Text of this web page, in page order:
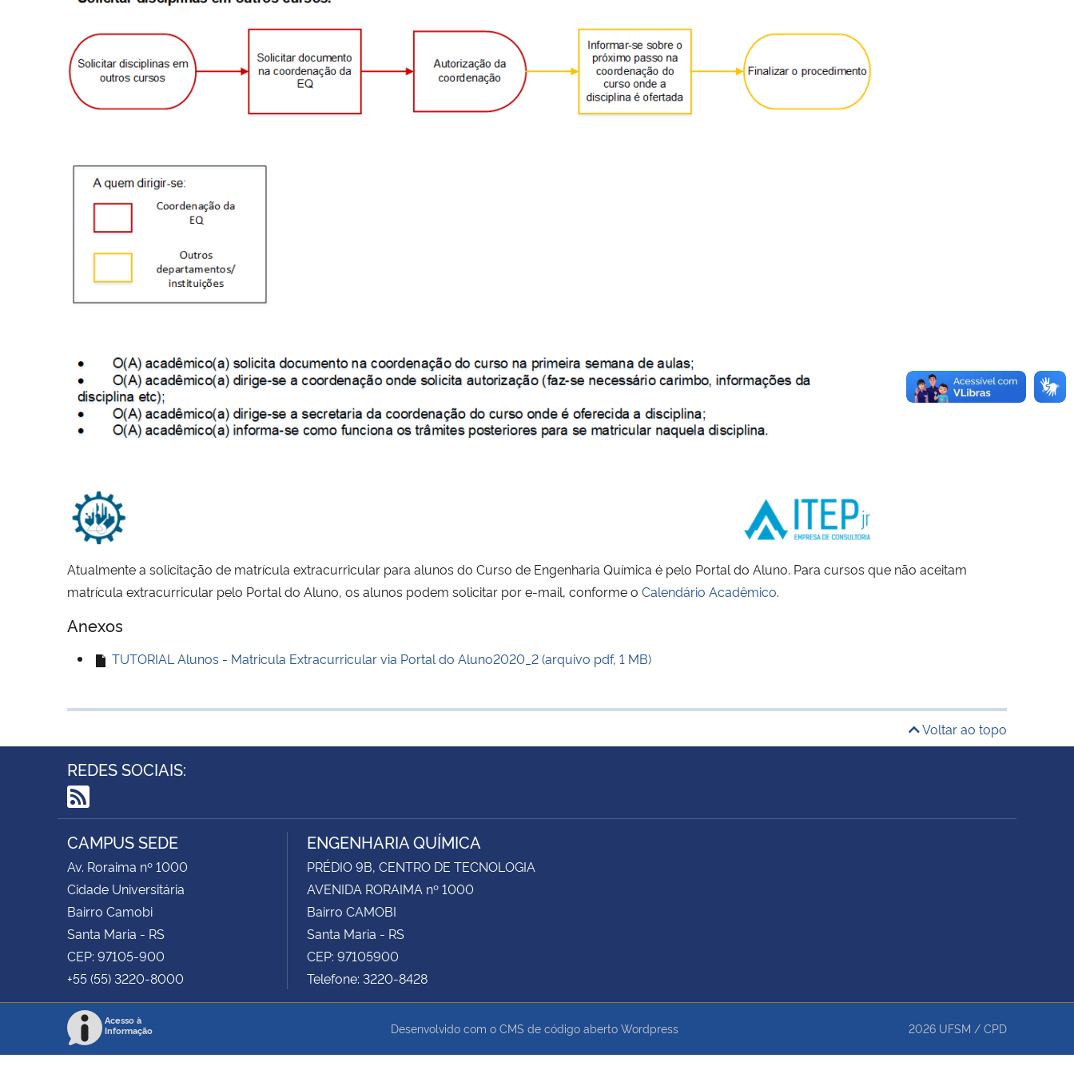
Atualmente a solicitação de matrícula extracurricular para alunos do Curso de Engenharia Química é pelo Portal do Aluno. Para cursos que não aceitam
matrícula extracurricular pelo Portal do Aluno, os alunos podem solicitar por e-mail, conforme o Calendário Acadêmico.
Anexos
TUTORIAL Alunos - Matricula Extracurricular via Portal do Aluno2020_2 (arquivo pdf, 1 MB)
Voltar ao topo
REDES SOCIAIS:
RSS
CAMPUS SEDE
Av. Roraima nº 1000
Cidade Universitária
Bairro Camobi
Santa Maria - RS
CEP: 97105-900
+55 (55) 3220-8000
ENGENHARIA QUÍMICA
PRÉDIO 9B, CENTRO DE TECNOLOGIA
AVENIDA RORAIMA nº 1000
Bairro CAMOBI
Santa Maria - RS
CEP: 97105900
Telefone: 3220-8428
Acesso à
Informação
Desenvolvido com o CMS de código aberto Wordpress 2026 UFSM / CPD